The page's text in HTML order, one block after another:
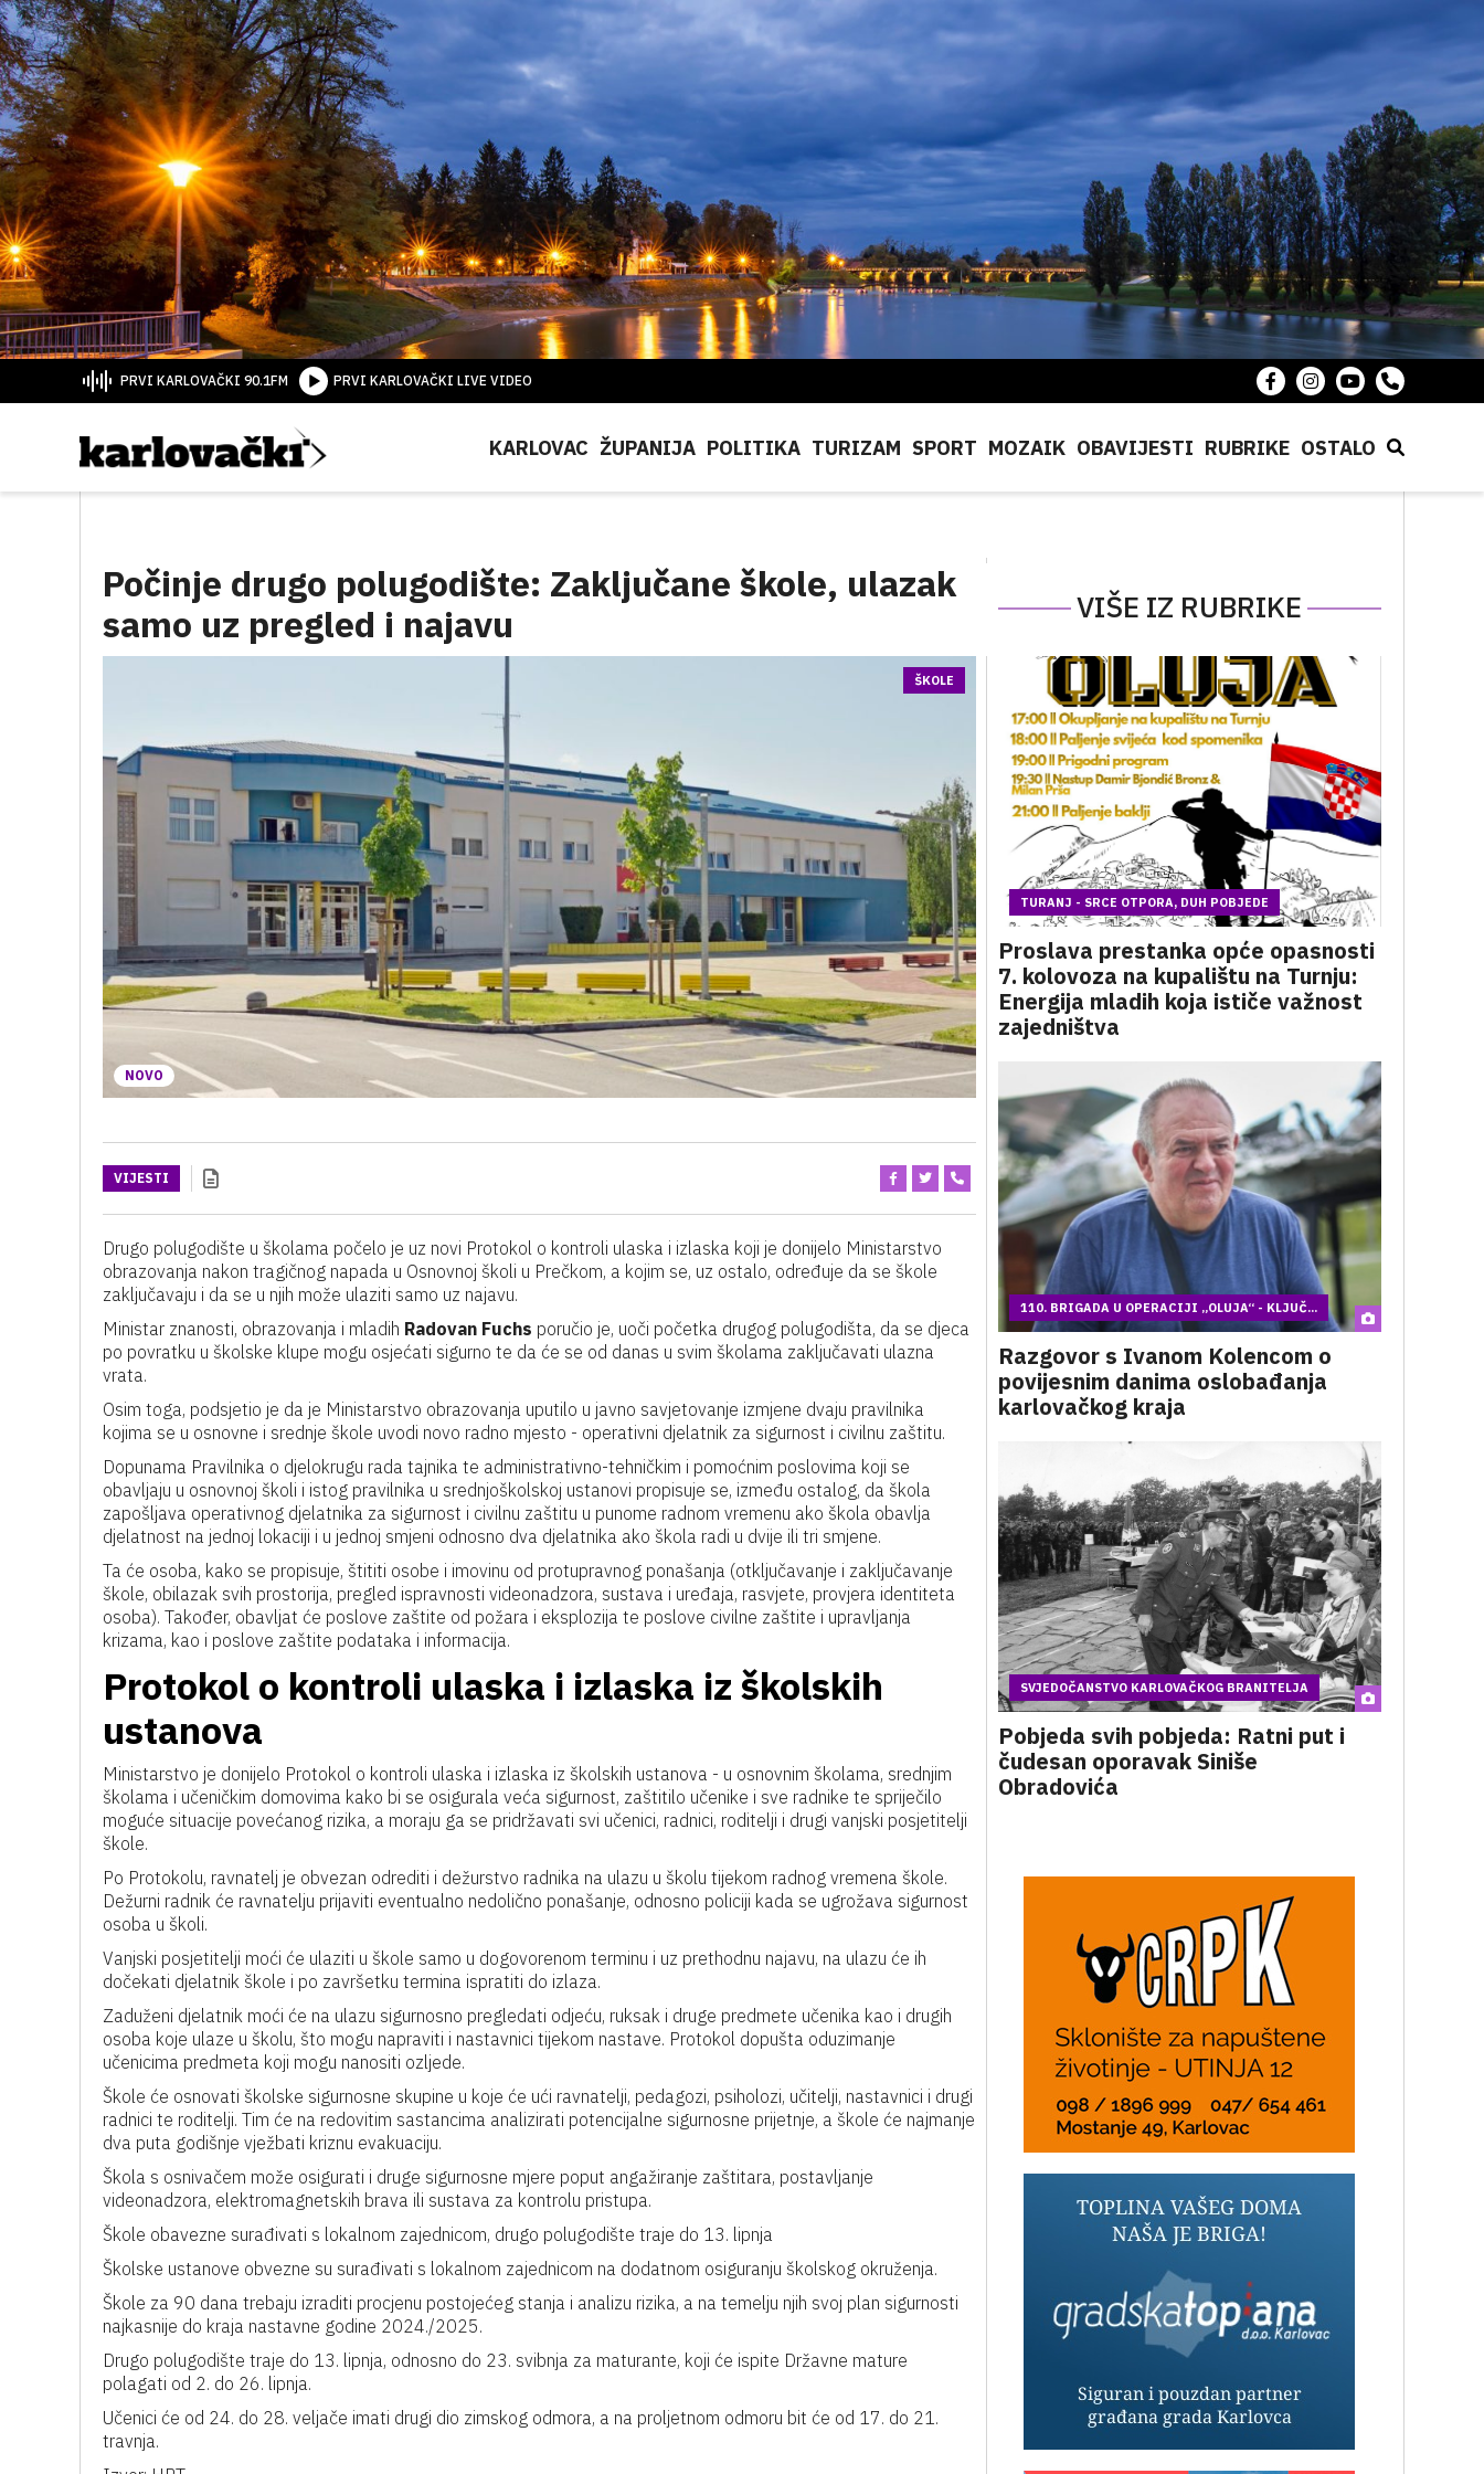
PRVI KARLOVAČKI 90.1FM PRVI KARLOVAČKI LIVE VIDEO
KARLOVAC ŽUPANIJA POLITIKA TURIZAM SPORT MOZAIK OBAVIJESTI RUBRIKE OSTALO
Počinje drugo polugodište: Zaključane škole, ulazak
samo uz pregled i najavu
VIŠE IZ RUBRIKE
NOVO
ŠKOLE
VIJESTI
Drugo polugodište u školama počelo je uz novi Protokol o kontroli ulaska i izlaska koji je donijelo Ministarstvo
obrazovanja nakon tragičnog napada u Osnovnoj školi u Prečkom, a kojim se, uz ostalo, određuje da se škole
zaključavaju i da se u njih može ulaziti samo uz najavu.
Ministar znanosti, obrazovanja i mladih Radovan Fuchs poručio je, uoči početka drugog polugodišta, da se djeca
po povratku u školske klupe mogu osjećati sigurno te da će se od danas u svim školama zaključavati ulazna
vrata.
Osim toga, podsjetio je da je Ministarstvo obrazovanja uputilo u javno savjetovanje izmjene dvaju pravilnika
kojima se u osnovne i srednje škole uvodi novo radno mjesto - operativni djelatnik za sigurnost i civilnu zaštitu.
Dopunama Pravilnika o djelokrugu rada tajnika te administrativno-tehničkim i pomoćnim poslovima koji se
obavljaju u osnovnoj školi i istog pravilnika u srednjoškolskoj ustanovi propisuje se, između ostalog, da škola
zapošljava operativnog djelatnika za sigurnost i civilnu zaštitu u punome radnom vremenu ako škola obavlja
djelatnost na jednoj lokaciji i u jednoj smjeni odnosno dva djelatnika ako škola radi u dvije ili tri smjene.
Ta će osoba, kako se propisuje, štititi osobe i imovinu od protupravnog ponašanja (otključavanje i zaključavanje
škole, obilazak svih prostorija, pregled ispravnosti videonadzora, sustava i uređaja, rasvjete, provjera identiteta
osoba). Također, obavljat će poslove zaštite od požara i eksplozija te poslove civilne zaštite i upravljanja
krizama, kao i poslove zaštite podataka i informacija.
Protokol o kontroli ulaska i izlaska iz školskih
ustanova
Ministarstvo je donijelo Protokol o kontroli ulaska i izlaska iz školskih ustanova - u osnovnim školama, srednjim
školama i učeničkim domovima kako bi se osigurala veća sigurnost, zaštitilo učenike i sve radnike te spriječilo
moguće situacije povećanog rizika, a moraju ga se pridržavati svi učenici, radnici, roditelji i drugi vanjski posjetitelji
škole.
Po Protokolu, ravnatelj je obvezan odrediti i dežurstvo radnika na ulazu u školu tijekom radnog vremena škole.
Dežurni radnik će ravnatelju prijaviti eventualno nedolično ponašanje, odnosno policiji kada se ugrožava sigurnost
osoba u školi.
Vanjski posjetitelji moći će ulaziti u škole samo u dogovorenom terminu i uz prethodnu najavu, na ulazu će ih
dočekati djelatnik škole i po završetku termina ispratiti do izlaza.
Zaduženi djelatnik moći će na ulazu sigurnosno pregledati odjeću, ruksak i druge predmete učenika kao i drugih
osoba koje ulaze u školu, što mogu napraviti i nastavnici tijekom nastave. Protokol dopušta oduzimanje
učenicima predmeta koji mogu nanositi ozljede.
Škole će osnovati školske sigurnosne skupine u koje će ući ravnatelji, pedagozi, psiholozi, učitelji, nastavnici i drugi
radnici te roditelji. Tim će na redovitim sastancima analizirati potencijalne sigurnosne prijetnje, a škole će najmanje
dva puta godišnje vježbati kriznu evakuaciju.
Škola s osnivačem može osigurati i druge sigurnosne mjere poput angažiranje zaštitara, postavljanje
videonadzora, elektromagnetskih brava ili sustava za kontrolu pristupa.
Škole obavezne surađivati s lokalnom zajednicom, drugo polugodište traje do 13. lipnja
Školske ustanove obvezne su surađivati s lokalnom zajednicom na dodatnom osiguranju školskog okruženja.
Škole za 90 dana trebaju izraditi procjenu postojećeg stanja i analizu rizika, a na temelju njih svoj plan sigurnosti
najkasnije do kraja nastavne godine 2024./2025.
Drugo polugodište traje do 13. lipnja, odnosno do 23. svibnja za maturante, koji će ispite Državne mature
polagati od 2. do 26. lipnja.
Učenici će od 24. do 28. veljače imati drugi dio zimskog odmora, a na proljetnom odmoru bit će od 17. do 21.
travnja.
TURANJ - SRCE OTPORA, DUH POBJEDE
Proslava prestanka opće opasnosti
7. kolovoza na kupalištu na Turnju:
Energija mladih koja ističe važnost
zajedništva
110. BRIGADA U OPERACIJI „OLUJA“ - KLJUČ...
Razgovor s Ivanom Kolencom o
povijesnim danima oslobađanja
karlovačkog kraja
SVJEDOČANSTVO KARLOVAČKOG BRANITELJA
Pobjeda svih pobjeda: Ratni put i
čudesan oporavak Siniše
Obradovića